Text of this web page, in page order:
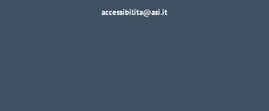
accessibilita@asi.it